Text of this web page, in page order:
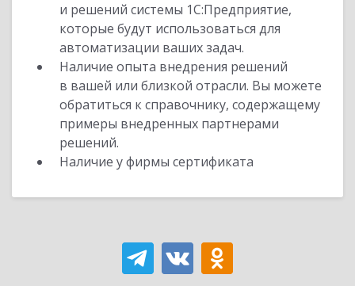
и решений системы 1С:Предприятие,
которые будут использоваться для
автоматизации ваших задач.
Наличие опыта внедрения решений
в вашей или близкой отрасли. Вы можете
обратиться к справочнику, содержащему
примеры внедренных партнерами
решений.
Наличие у фирмы сертификата